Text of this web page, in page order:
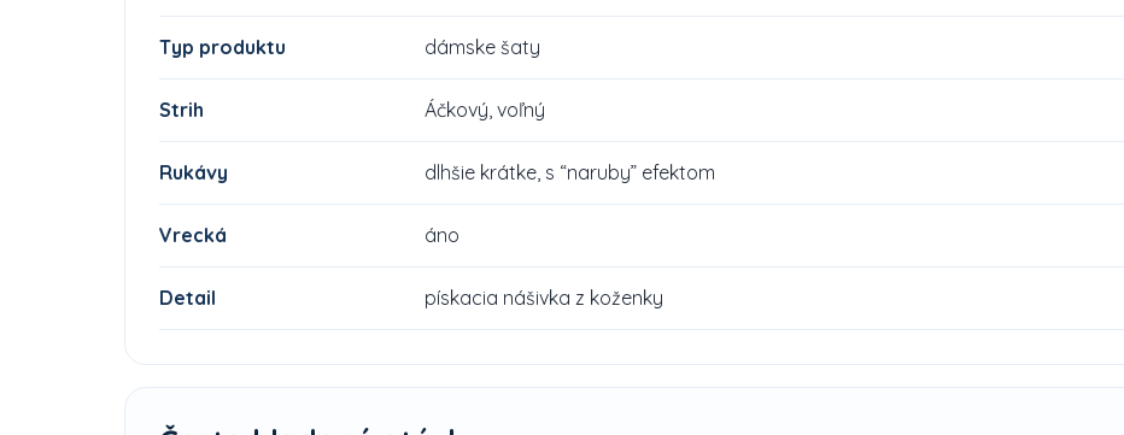
Typ produktu dámske šaty
Strih Áčkový, voľný
Rukávy dlhšie krátke, s “naruby” efektom
Vrecká áno
Detail pískacia nášivka z koženky